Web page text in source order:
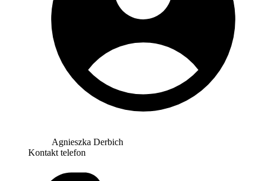
Agnieszka Derbich
Kontakt telefon